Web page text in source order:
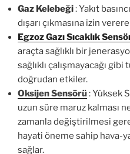
Gaz Kelebeği: Yakıt
dışarı çıkmasına izin
Egzoz Gazı Sıcaklık
araçta sağlıklı bir
sağlıklı çalışmayacağı
doğrudan etkiler.
Oksijen Sensörü: Yüksek
uzun süre maruz kalması
zamanla değiştirilmesi
hayati öneme sahip hava-
sağlar.